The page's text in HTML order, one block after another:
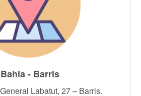
- Barris
Labatut, 27 – Barris.